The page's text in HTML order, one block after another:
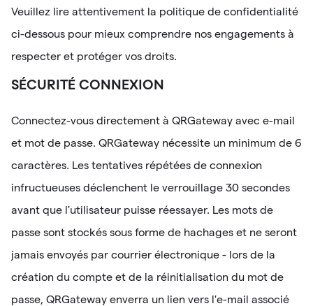
Veuillez lire attentivement la politique de confidentialité
ci-dessous pour mieux comprendre nos engagements à
respecter et protéger vos droits.
SÉCURITÉ CONNEXION
Connectez-vous directement à QRGateway avec e-mail
et mot de passe. QRGateway nécessite un minimum de 6
caractères. Les tentatives répétées de connexion
infructueuses déclenchent le verrouillage 30 secondes
avant que l'utilisateur puisse réessayer. Les mots de
passe sont stockés sous forme de hachages et ne seront
jamais envoyés par courrier électronique - lors de la
création du compte et de la réinitialisation du mot de
passe, QRGateway enverra un lien vers l'e-mail associé